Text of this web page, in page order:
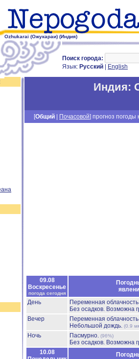
Ozhukarai (Ожукараи) (Индия)
Поиск города:
Язык: Русский English
Индия:
[Общий Почасовой] прогноз погоды
09.08
Воскресенье
погода сегодня
День
Переменная
Без осадков. Возможна
Вечер
Переменная
Небольшой дождь. (0.9
Ночь Пасмурно. (96%)
Без осадков. Возможна
10.08